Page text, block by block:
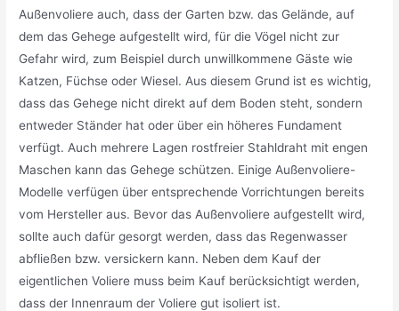
Außenvoliere auch, dass der Garten bzw. das Gelände, auf
dem das Gehege aufgestellt wird, für die Vögel nicht zur
Gefahr wird, zum Beispiel durch unwillkommene Gäste wie
Katzen, Füchse oder Wiesel. Aus diesem Grund ist es wichtig,
dass das Gehege nicht direkt auf dem Boden steht, sondern
entweder Ständer hat oder über ein höheres Fundament
verfügt. Auch mehrere Lagen rostfreier Stahldraht mit engen
Maschen kann das Gehege schützen. Einige Außenvoliere-
Modelle verfügen über entsprechende Vorrichtungen bereits
vom Hersteller aus. Bevor das Außenvoliere aufgestellt wird,
sollte auch dafür gesorgt werden, dass das Regenwasser
abfließen bzw. versickern kann. Neben dem Kauf der
eigentlichen Voliere muss beim Kauf berücksichtigt werden,
dass der Innenraum der Voliere gut isoliert ist.